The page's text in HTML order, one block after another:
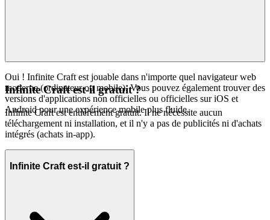
Oui ! Infinite Craft est jouable dans n'importe quel navigateur web
moderne (ordinateur ou mobile). Vous pouvez également trouver des
versions d'applications non officielles ou officielles sur iOS et
Android pour une expérience mobile plus fluide.
Infinite Craft est-il gratuit ?
Infinite Craft est entièrement gratuit. Il ne nécessite aucun
téléchargement ni installation, et il n'y a pas de publicités ni d'achats
intégrés (achats in-app).
Infinite Craft est-il gratuit ?